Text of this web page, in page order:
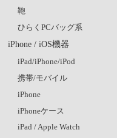
鞄
ひらくPCバッグ系
iPhone / iOS機器
iPad/iPhone/iPod
携帯/モバイル
iPhone
iPhoneケース
iPad / Apple Watch